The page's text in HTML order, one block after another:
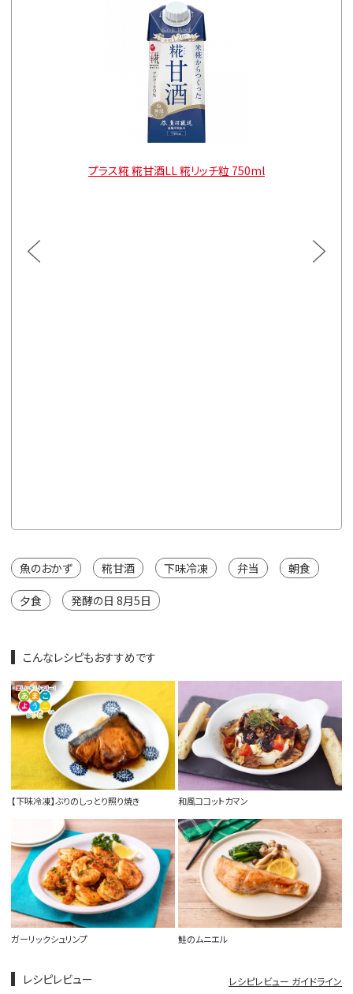
通常価格
¥4,482
プラス糀 糀甘酒LL 糀リッチ粒 750ml
魚のおかず 糀甘酒 下味冷凍 弁当 朝食
夕食 発酵の日 8月5日
こんなレシピもおすすめです
【下味冷凍】ぶりのしっとり照り焼き 和風ココットカマン
ガーリックシュリンプ 鮭のムニエル
レシピレビュー レシピレビュー ガイドライン